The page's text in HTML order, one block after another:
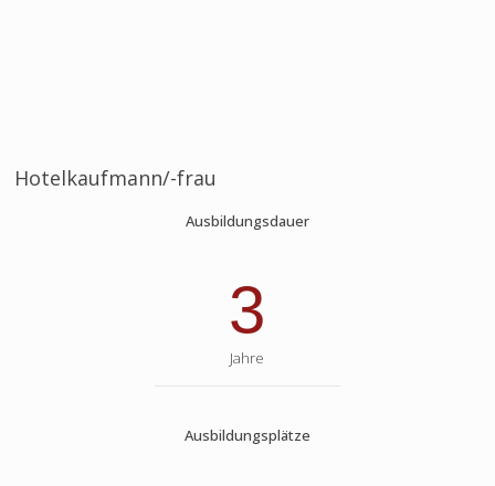
Hotelkaufmann/-frau
Ausbildungsdauer
3
Jahre
Ausbildungsplätze